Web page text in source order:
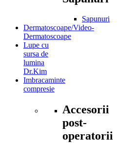
Sapunuri
Dermatoscoape/Video-
Dermatoscoape
Lupe cu
sursa de
lumina
Dr.Kim
Imbracaminte
compresie
Accesorii
post-
operatorii